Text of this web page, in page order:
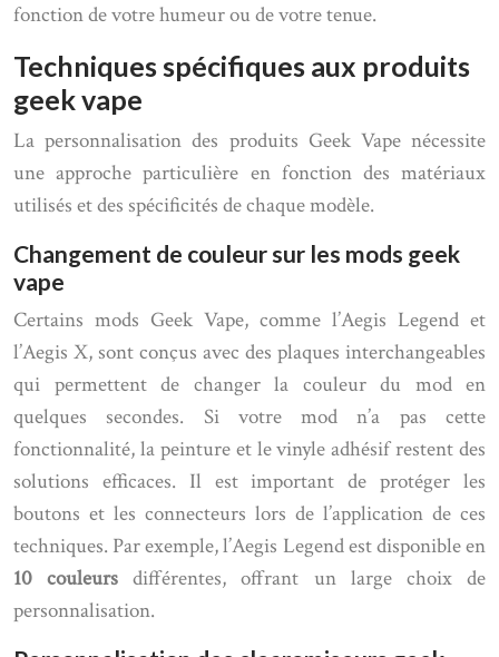
fonction de votre humeur ou de votre tenue.
Techniques spécifiques aux produits
geek vape
La personnalisation des produits Geek Vape nécessite
une approche particulière en fonction des matériaux
utilisés et des spécificités de chaque modèle.
Changement de couleur sur les mods geek
vape
Certains mods Geek Vape, comme l’Aegis Legend et
l’Aegis X, sont conçus avec des plaques interchangeables
qui permettent de changer la couleur du mod en
quelques secondes. Si votre mod n’a pas cette
fonctionnalité, la peinture et le vinyle adhésif restent des
solutions efficaces. Il est important de protéger les
boutons et les connecteurs lors de l’application de ces
techniques. Par exemple, l’Aegis Legend est disponible en
10 couleursdifférentes, offrant un large choix de
personnalisation.